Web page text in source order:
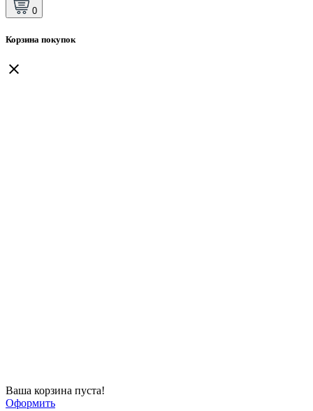
0
Корзина покупок
Ваша корзина пуста!
Оформить